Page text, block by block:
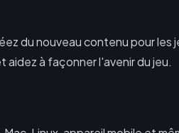
du nouveau contenu pour les
à façonner l'avenir du jeu.